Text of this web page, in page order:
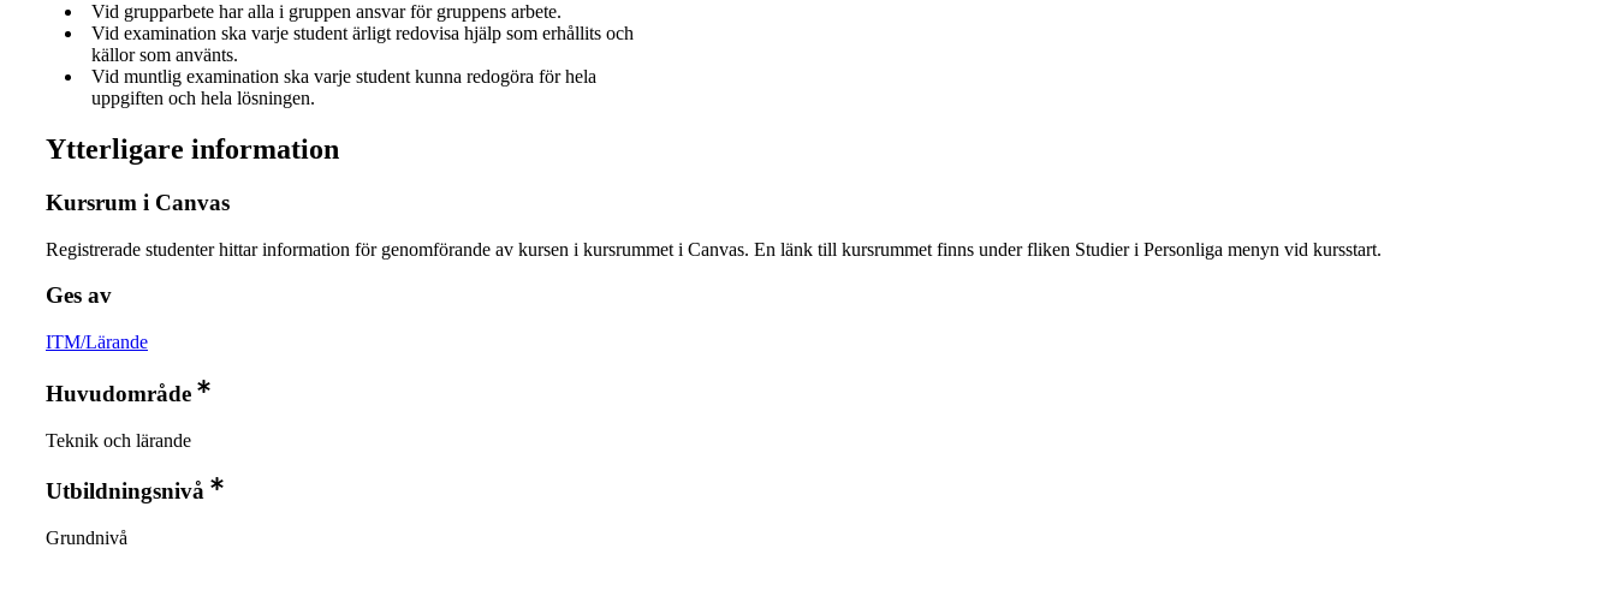
Vid grupparbete har alla i gruppen ansvar för gruppens arbete.
Vid examination ska varje student ärligt redovisa hjälp som erhållits och
källor som använts.
Vid muntlig examination ska varje student kunna redogöra för hela
uppgiften och hela lösningen.
Ytterligare information
Kursrum i Canvas
Registrerade studenter hittar information för genomförande av kursen i kursrummet i Canvas. En länk till kursrummet finns under fliken Studier i Personliga menyn vid kursstart.
Ges av
ITM/Lärande
Huvudområde
Teknik och lärande
Utbildningsnivå
Grundnivå